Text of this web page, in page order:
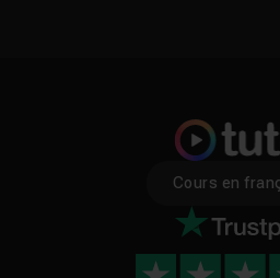
Cours en